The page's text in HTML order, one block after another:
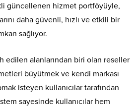
güncellenen hizmet portföyüyle,
daha güvenli, hızlı ve etkili bir
sağlıyor.
edilen alanlarından biri olan reseller
büyütmek ve kendi markası
isteyen kullanıcılar tarafından
sayesinde kullanıcılar hem